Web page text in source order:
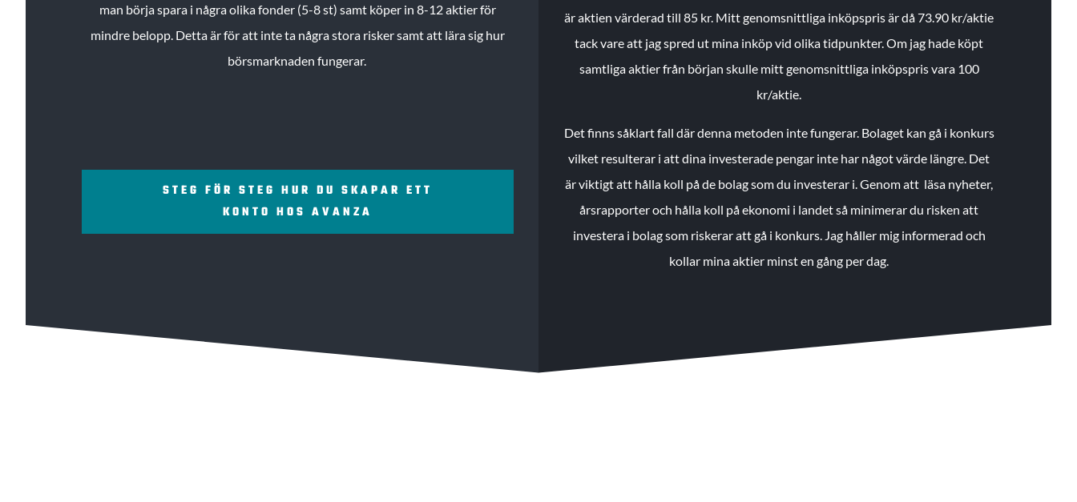
man börja spara i några olika fonder (5-8 st) samt köper in 8-12 aktier för
mindre belopp. Detta är för att inte ta några stora risker samt att lära sig hur
börsmarknaden fungerar.
STEG FÖR STEG HUR DU SKAPAR ETT
KONTO HOS AVANZA
är aktien värderad till 85 kr. Mitt genomsnittliga inköpspris är då 73.90 kr/aktie
tack vare att jag spred ut mina inköp vid olika tidpunkter. Om jag hade köpt
samtliga aktier från början skulle mitt genomsnittliga inköpspris vara 100
kr/aktie.
Det finns såklart fall där denna metoden inte fungerar. Bolaget kan gå i konkurs
vilket resulterar i att dina investerade pengar inte har något värde längre. Det
är viktigt att hålla koll på de bolag som du investerar i. Genom att läsa nyheter,
årsrapporter och hålla koll på ekonomi i landet så minimerar du risken att
investera i bolag som riskerar att gå i konkurs. Jag håller mig informerad och
kollar mina aktier minst en gång per dag.